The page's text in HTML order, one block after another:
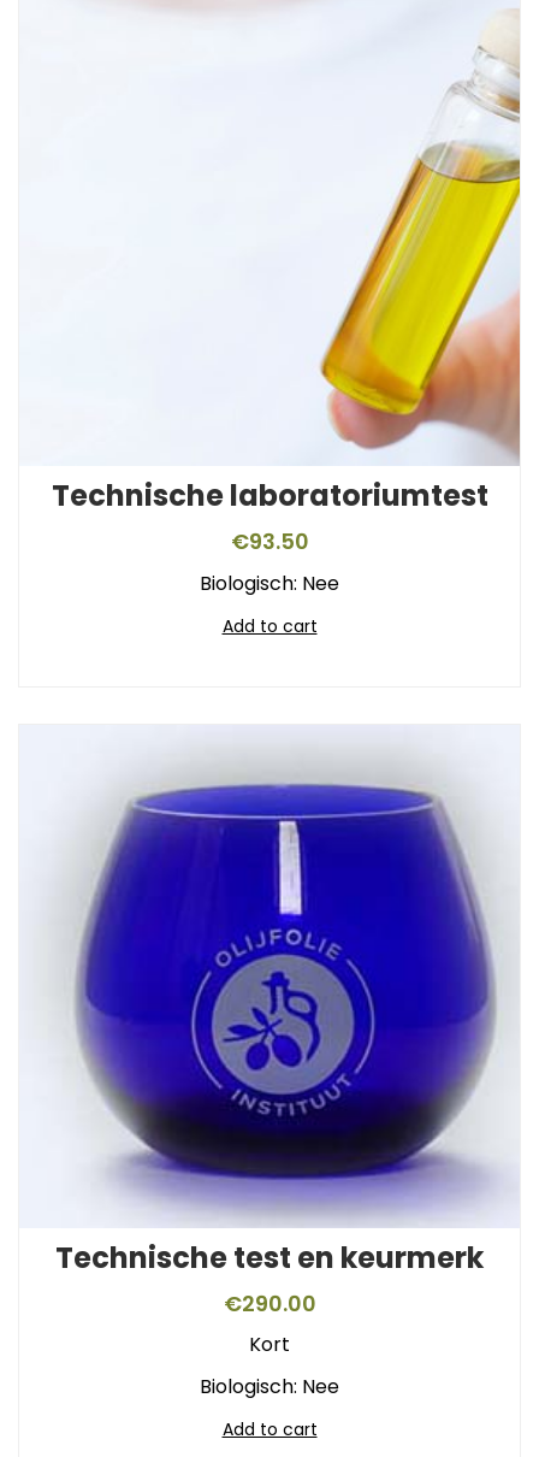
Technische laboratoriumtest
€93.50
Biologisch: Nee
Add to cart
Technische test en keurmerk
€290.00
Kort
Biologisch: Nee
Add to cart